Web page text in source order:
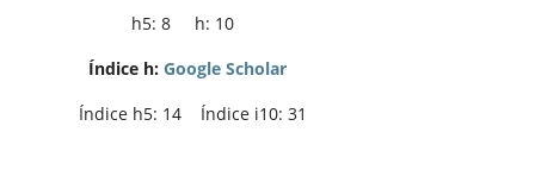
h5: 8 h: 10
Índice h: Google Scholar
Índice h5: 14 Índice i10: 31